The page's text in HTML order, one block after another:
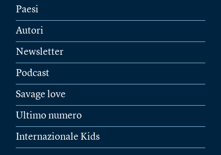
Paesi
Autori
Newsletter
Podcast
Savage love
Ultimo numero
Internazionale Kids